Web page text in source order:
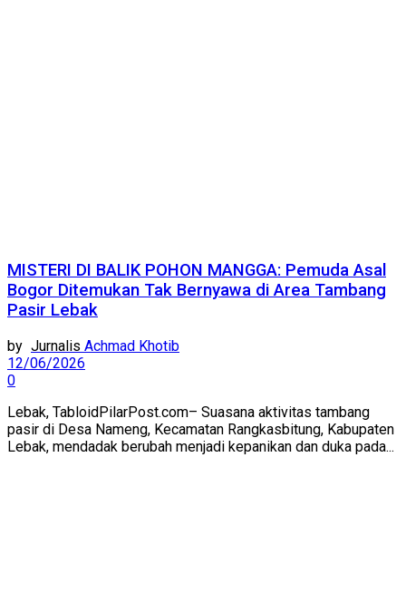
MISTERI DI BALIK POHON MANGGA: Pemuda Asal
Bogor Ditemukan Tak Bernyawa di Area Tambang
Pasir Lebak
by
Achmad Khotib
12/06/2026
0
Lebak, TabloidPilarPost.com– Suasana aktivitas tambang
pasir di Desa Nameng, Kecamatan Rangkasbitung, Kabupaten
Lebak, mendadak berubah menjadi kepanikan dan duka pada...